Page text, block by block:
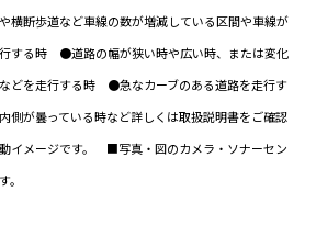
断歩道など車線の数が増減している区間や車線が
する時 ●道路の幅が狭い時や広い時、または変化
どを走行する時 ●急なカーブのある道路を走行す
が曇っている時など詳しくは取扱説明書をご確認
イメージです。 ■写真・図のカメラ・ソナーセン
。